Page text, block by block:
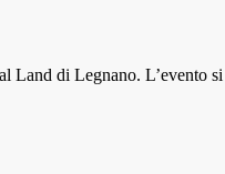
Land di Legnano.